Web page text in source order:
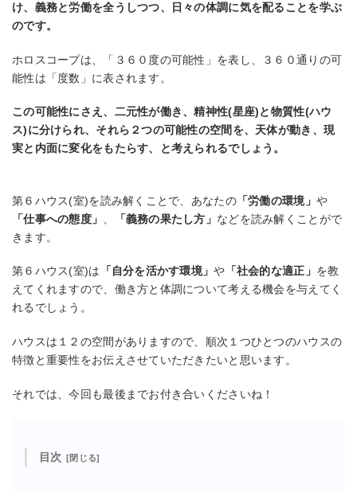
け、義務と労働を全うしつつ、日々の体調に気を配ることを学ぶ
のです。
ホロスコープは、「３６０度の可能性」を表し、３６０通りの可
能性は「度数」に表されます。
この可能性にさえ、二元性が働き、精神性(星座)と物質性(ハウ
ス)に分けられ、それら２つの可能性の空間を、天体が動き、現
実と内面に変化をもたらす、と考えられるでしょう。
第６ハウス(室)を読み解くことで、あなたの「労働の環境」 や
「仕事への態度」
「義務の果たし方」 などを読み解くことがで
きます。
第６ハウス(室)は 「自分を活かす環境」や 「社会的な適正」 を教
えてくれますので、働き方と体調について考える機会を与えてく
れるでしょう。
ハウスは１２の空間がありますので、順次１つひとつのハウスの
特徴と重要性をお伝えさせていただきたいと思います。
それでは、今回も最後までお付き合いくださいね！
目次